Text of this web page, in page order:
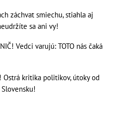
záchvat smiechu, stiahla aj
sa ani vy!
Vedci varujú: TOTO nás čaká
kritika politikov, útoky od
Slovensku!